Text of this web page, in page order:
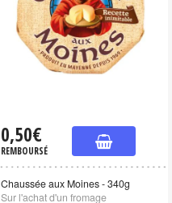
0,50€
REMBOURSÉ
Chaussée aux Moines - 340g
Sur l'achat d'un fromage